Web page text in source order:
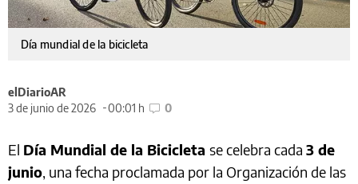
Día mundial de la bicicleta
elDiarioAR
3 de junio de 2026
00:01 h 0
El Día Mundial de la Bicicleta se celebra cada 3 de
junio, una fecha proclamada por la Organización de las